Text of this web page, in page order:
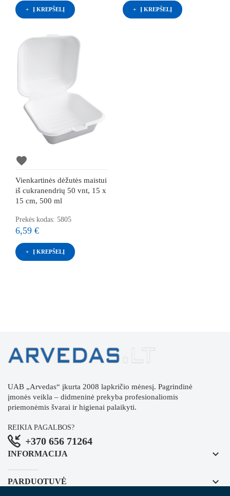
Į KREPŠELĮ Į KREPŠELĮ
favorite
Vienkartinės dėžutės maistui
iš cukranendrių 50 vnt, 15 x
15 cm, 500 ml
Prekės kodas: 5805
6,59 €
Į KREPŠELĮ
UAB „Arvedas“ įkurta 2008 lapkričio mėnesį. Pagrindinė
įmonės veikla – didmeninė prekyba profesionaliomis
priemonėmis švarai ir higienai palaikyti.
REIKIA PAGALBOS?
+370 656 71264
INFORMACIJA keyboard_arrow_down
PARDUOTUVĖ keyboard_arrow_down